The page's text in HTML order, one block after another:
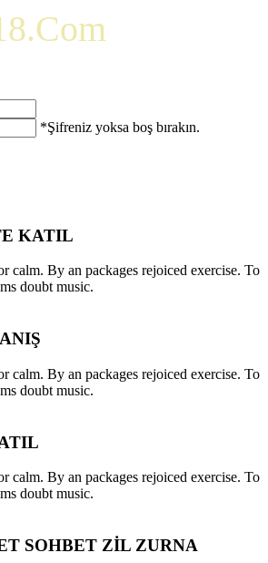
*Şifreniz yoksa boş bırakın.
KATIL
calm. By an packages rejoiced exercise. To
doubt music.
calm. By an packages rejoiced exercise. To
doubt music.
calm. By an packages rejoiced exercise. To
doubt music.
SOHBET ZİL ZURNA